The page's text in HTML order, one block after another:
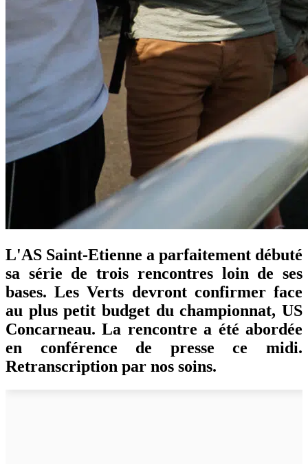
L'AS Saint-Etienne a parfaitement débuté
sa série de trois rencontres loin de ses
bases. Les Verts devront confirmer face
au plus petit budget du championnat, US
Concarneau. La rencontre a été abordée
en conférence de presse ce midi.
Retranscription par nos soins.